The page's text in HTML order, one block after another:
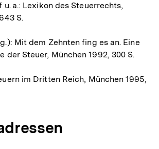
u. a.: Lexikon des Steuerrechts,
S.
Mit dem Zehnten fing es an. Eine
der Steuer, München 1992, 300 S.
im Dritten Reich, München 1995,